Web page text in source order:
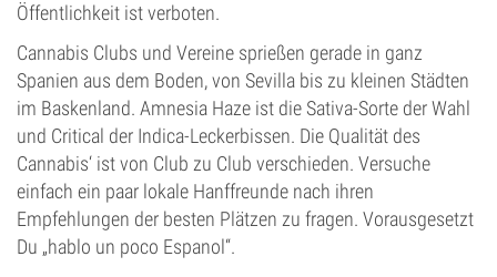
Öffentlichkeit ist verboten.
Cannabis Clubs und Vereine sprießen gerade in ganz
Spanien aus dem Boden, von Sevilla bis zu kleinen Städten
im Baskenland. Amnesia Haze ist die Sativa-Sorte der Wahl
und Critical der Indica-Leckerbissen. Die Qualität des
Cannabis‘ ist von Club zu Club verschieden. Versuche
einfach ein paar lokale Hanffreunde nach ihren
Empfehlungen der besten Plätzen zu fragen. Vorausgesetzt
Du „hablo un poco Espanol“.